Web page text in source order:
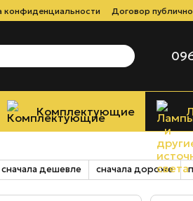
конфиденциальности Договор
Комплектующие
сначала дешевле сначала дороже